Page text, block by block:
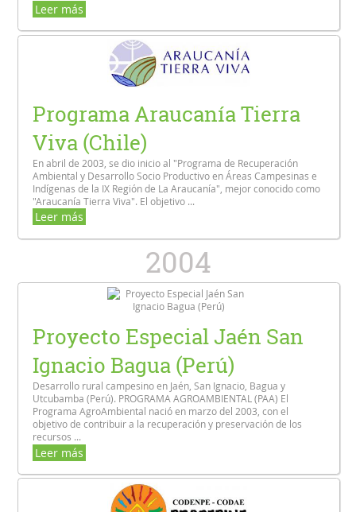
Leer más
Programa Araucanía Tierra
Viva (Chile)
En abril de 2003, se dio inicio al "Programa de Recuperación
Ambiental y Desarrollo Socio Productivo en Áreas Campesinas e
Indígenas de la IX Región de La Araucanía", mejor conocido como
"Araucanía Tierra Viva". El objetivo ...
Leer más
2004
Proyecto Especial Jaén San
Ignacio Bagua (Perú)
Desarrollo rural campesino en Jaén, San Ignacio, Bagua y
Utcubamba (Perú). PROGRAMA AGROAMBIENTAL (PAA) El
Programa AgroAmbiental nació en marzo del 2003, con el
objetivo de contribuir a la recuperación y preservación de los
recursos ...
Leer más